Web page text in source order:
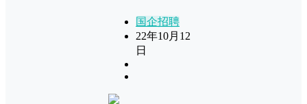
国企招聘
22年10月12
日